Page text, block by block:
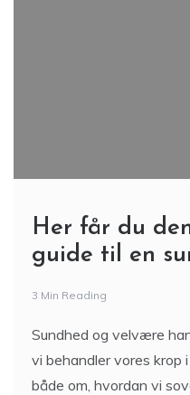
Her får du
guide til en
3 Min Reading
Sundhed og velvære
vi behandler vores krop
både om, hvordan vi